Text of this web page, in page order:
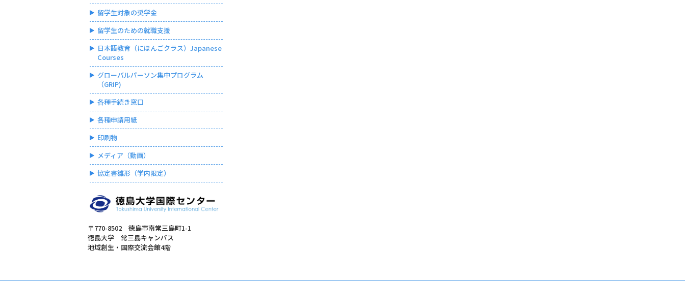
留学生対象の奨学金
留学生のための就職支援
日本語教育（にほんごクラス）Japanese
Courses
グローバルパーソン集中プログラム
（GRIP)
各種手続き窓口
各種申請用紙
印刷物
メディア（動画）
協定書雛形（学内限定）
〒770-8502 徳島市南常三島町1-1
徳島大学 常三島キャンパス
地域創生・国際交流会館4階